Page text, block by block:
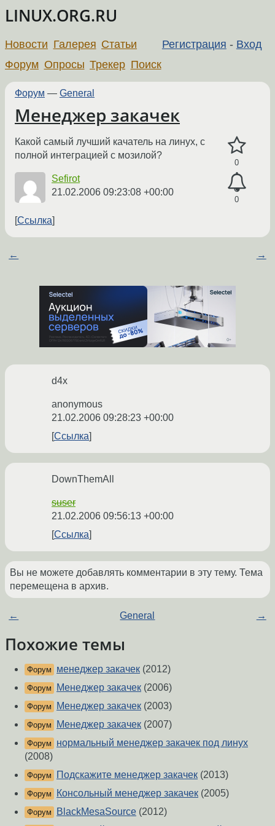
LINUX.ORG.RU
Регистрация - Вход
Новости Галерея Статьи
Форум Опросы Трекер Поиск
Форум — General
Менеджер закачек
0
0
Какой самый лучший качатель на линух, с
полной интеграцией с мозилой?
Sefirot
21.02.2006 09:23:08 +00:00
Ссылка
← →
d4x
anonymous
21.02.2006 09:28:23 +00:00
Ссылка
DownThemAll
suser
21.02.2006 09:56:13 +00:00
Ссылка
Вы не можете добавлять комментарии в эту тему. Тема
перемещена в архив.
← General →
Похожие темы
Форум менеджер закачек (2012)
Форум Менеджер закачек (2006)
Форум Менеджер закачек (2003)
Форум Менеджер закачек (2007)
Форум
нормальный менеджер закачек под линух
(2008)
Форум Подскажите менеджер закачек (2013)
Форум Консольный менеджер закачек (2005)
Форум BlackMesaSource (2012)